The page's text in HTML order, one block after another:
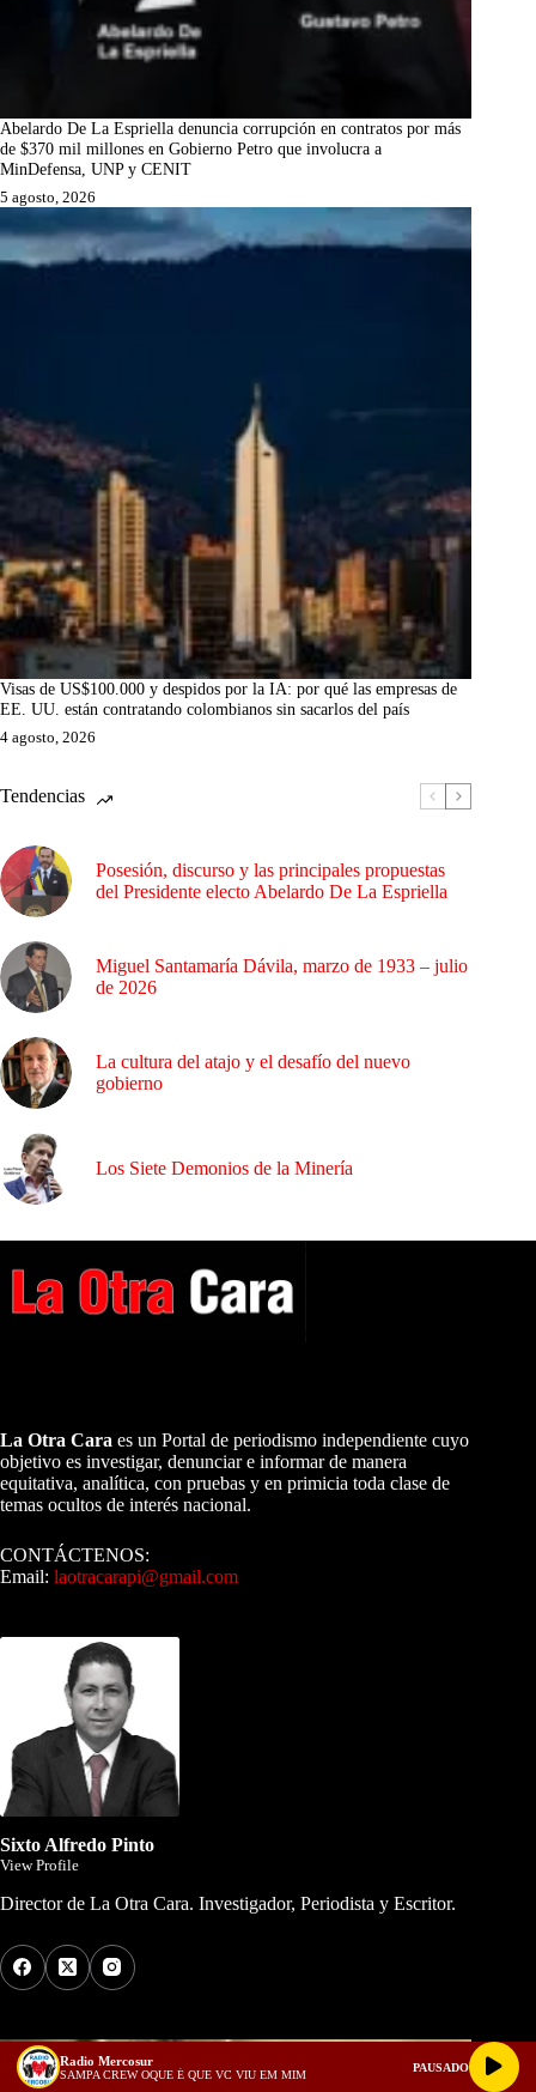
Abelardo De La Espriella denuncia corrupción en contratos por más
de $370 mil millones en Gobierno Petro que involucra a
MinDefensa, UNP y CENIT
5 agosto, 2026
Visas de US$100.000 y despidos por la IA: por qué las empresas de
EE. UU. están contratando colombianos sin sacarlos del país
4 agosto, 2026
Tendencias
Posesión, discurso y las principales propuestas
del Presidente electo Abelardo De La Espriella
Miguel Santamaría Dávila, marzo de 1933 – julio
de 2026
La cultura del atajo y el desafío del nuevo
gobierno
Los Siete Demonios de la Minería
La Otra Cara es un Portal de periodismo independiente cuyo
objetivo es investigar, denunciar e informar de manera
equitativa, analítica, con pruebas y en primicia toda clase de
temas ocultos de interés nacional.
CONTÁCTENOS:
Email: laotracarapi@gmail.com
Sixto Alfredo Pinto
View Profile
Director de La Otra Cara. Investigador, Periodista y Escritor.
Radio Mercosur
SAMPA CREW OQUE É QUE VC VIU EM MIM
PAUSADO